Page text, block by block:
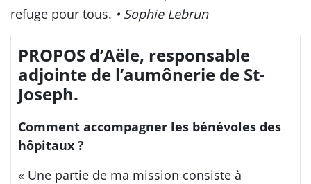
refuge pour tous. • Sophie Lebrun
PROPOS d’Aële, responsable
adjointe de l’aumônerie de St-
Joseph.
Comment accompagner les bénévoles des
hôpitaux ?
« Une partie de ma mission consiste à